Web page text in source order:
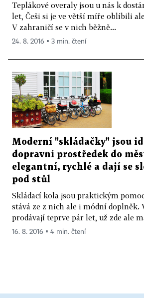
Teplákové overaly jsou u nás k
let, Češi si je ve větší míře oblíbili
V zahraničí se v nich běžně...
24. 8. 2016 ▪ 3 min. čtení
Moderní "skládačky" jsou
dopravní prostředek do
elegantní, rychlé a dají se
pod stůl
Skládací kola jsou praktickým
stává ze z nich ale i módní doplněk.
prodávají teprve pár let, už zde ale
16. 8. 2016 ▪ 4 min. čtení